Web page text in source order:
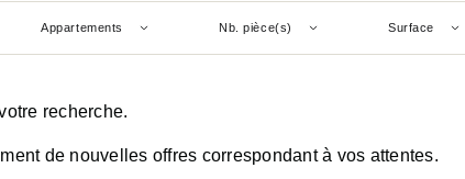
Appartements Nb. pièce(s) Surface
recherche.
de nouvelles offres correspondant à vos attentes.